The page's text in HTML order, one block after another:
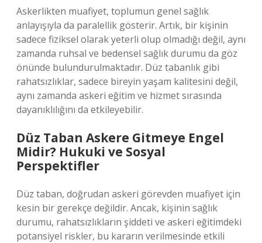
Askerlikten muafiyet, toplumun genel sağlık
anlayışıyla da paralellik gösterir. Artık, bir kişinin
sadece fiziksel olarak yeterli olup olmadığı değil, aynı
zamanda ruhsal ve bedensel sağlık durumu da göz
önünde bulundurulmaktadır. Düz tabanlık gibi
rahatsızlıklar, sadece bireyin yaşam kalitesini değil,
aynı zamanda askeri eğitim ve hizmet sırasında
dayanıklılığını da etkileyebilir.
Düz Taban Askere Gitmeye Engel
Midir? Hukuki ve Sosyal
Perspektifler
Düz taban, doğrudan askeri görevden muafiyet için
kesin bir gerekçe değildir. Ancak, kişinin sağlık
durumu, rahatsızlıkların şiddeti ve askeri eğitimdeki
potansiyel riskler, bu kararın verilmesinde etkili